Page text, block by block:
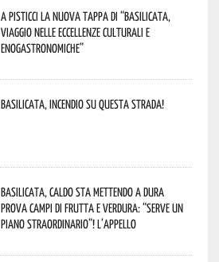
A Pisticci la nuova tappa di “Basilicata,
viaggio nelle eccellenze culturali e
enogastronomiche”
Basilicata, incendio su questa strada!
Basilicata, caldo sta mettendo a dura
prova campi di frutta e verdura: “Serve un
piano straordinario”! L’appello